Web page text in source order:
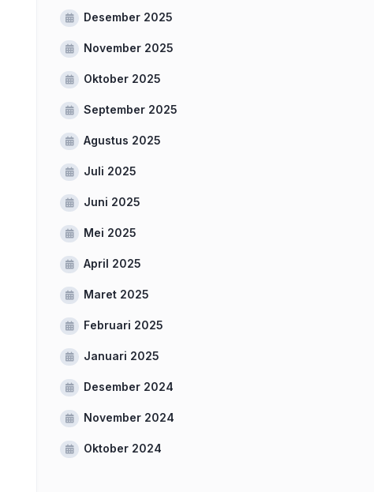
Desember 2025
November 2025
Oktober 2025
September 2025
Agustus 2025
Juli 2025
Juni 2025
Mei 2025
April 2025
Maret 2025
Februari 2025
Januari 2025
Desember 2024
November 2024
Oktober 2024